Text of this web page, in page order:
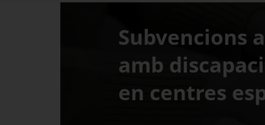
Serveis d'internacionalització
Subvencions
amb
en centres